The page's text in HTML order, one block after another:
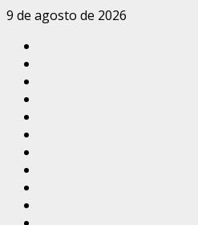
Saltar
contenido
9 de agosto de 2026